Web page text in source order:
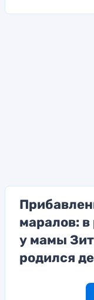
маралов: в
у мамы
родился